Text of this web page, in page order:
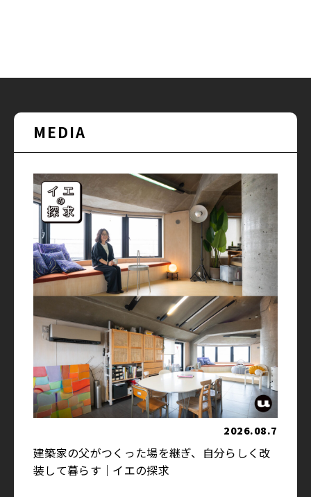
MEDIA
2026.08.7
建築家の父がつくった場を継ぎ、自分らしく改
装して暮らす｜イエの探求